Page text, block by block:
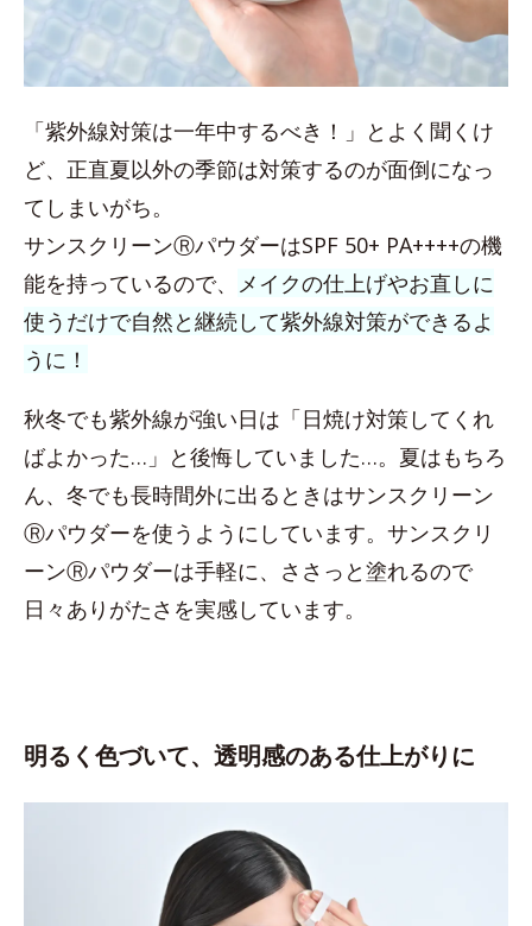
「紫外線対策は一年中するべき！」とよく聞くけ
ど、正直夏以外の季節は対策するのが面倒になっ
てしまいがち。
サンスクリーンⓇパウダーはSPF 50+ PA++++の機
能を持っているので、 メイクの仕上げやお直しに
使うだけで自然と継続して紫外線対策ができるよ
うに！
秋冬でも紫外線が強い日は「日焼け対策してくれ
ばよかった…」と後悔していました…。夏はもちろ
ん、冬でも長時間外に出るときはサンスクリーン
Ⓡパウダーを使うようにしています。サンスクリ
ーンⓇパウダーは手軽に、ささっと塗れるので
日々ありがたさを実感しています。
明るく色づいて、透明感のある仕上がりに